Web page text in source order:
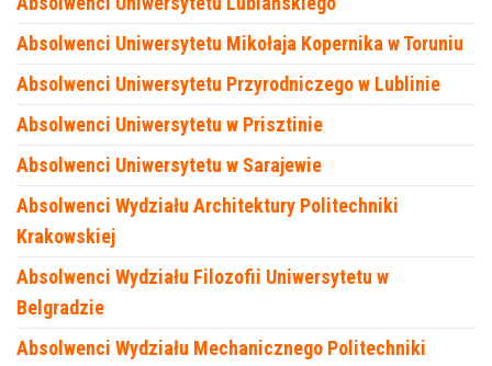
Absolwenci Uniwersytetu Mikołaja Kopernika w Toruniu
Absolwenci Uniwersytetu Przyrodniczego w Lublinie
Absolwenci Uniwersytetu w Prisztinie
Absolwenci Uniwersytetu w Sarajewie
Absolwenci Wydziału Architektury Politechniki
Krakowskiej
Absolwenci Wydziału Filozofii Uniwersytetu w
Belgradzie
Absolwenci Wydziału Mechanicznego Politechniki